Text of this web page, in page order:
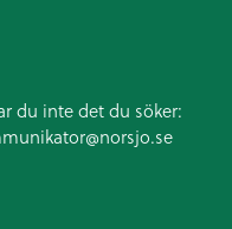
du inte det du söker: